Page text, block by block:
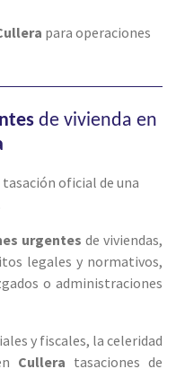
para operaciones
de vivienda en
oficial de una
urgentes de viviendas,
legales y normativos,
o administraciones
y fiscales, la celeridad
Cullera tasaciones de